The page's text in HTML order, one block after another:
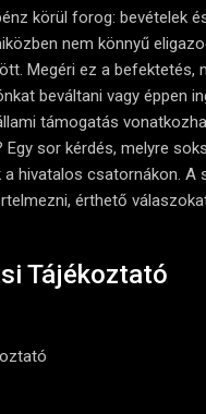
körül forog: bevételek
nem könnyű
Megéri ez a befektetés,
beváltani vagy éppen
támogatás
Egy sor kérdés, melyre
a hivatalos csatornákon. A
érthető
Tájékoztató